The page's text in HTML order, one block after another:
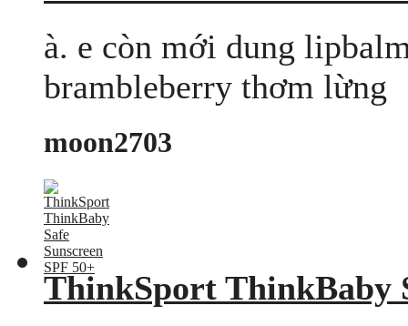
à. e còn mới dung
brambleberry thơm lừng
moon2703
ThinkSport ThinkBaby